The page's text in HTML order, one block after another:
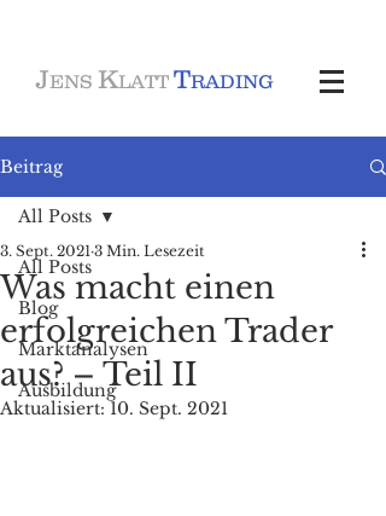
JENS KLATT TRADING
Beitrag
All Posts
Blog
Marktanalysen
Ausbildung
All Posts
Was macht einen
erfolgreichen Trader
aus? – Teil II
3. Sept. 2021 3 Min. Lesezeit
Aktualisiert:10. Sept. 2021